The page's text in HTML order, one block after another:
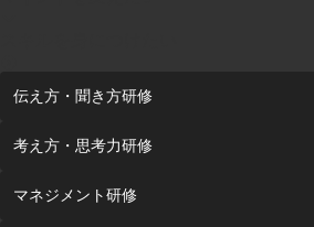
伝え方・聞き方研修
考え方・思考力研修
マネジメント研修